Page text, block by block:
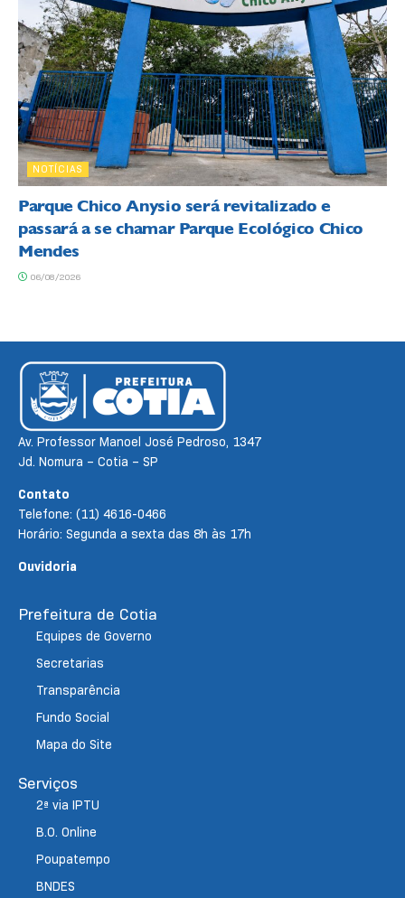
NOTÍCIAS
Parque Chico Anysio será revitalizado e
passará a se chamar Parque Ecológico Chico
Mendes
06/08/2026
Av. Professor Manoel José Pedroso, 1347
Jd. Nomura – Cotia – SP
Contato
Telefone: (11) 4616-0466
Horário: Segunda a sexta das 8h às 17h
Ouvidoria
Prefeitura de Cotia
Equipes de Governo
Secretarias
Transparência
Fundo Social
Mapa do Site
Serviços
2ª via IPTU
B.O. Online
Poupatempo
BNDES